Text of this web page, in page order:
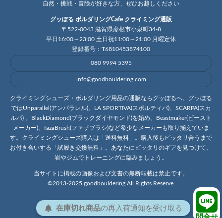
自然・挑戦・冒険が好きな方、ぜひお越しください
グッぼる ボルダリングCafe クライミング通販
〒522-0043 滋賀県彦根市小泉町34-8
平日16:00～23:00 土日祝11:00～21:00 月曜定休
登録番号：T6810453874100
080 9994 5395
info@goodbouldering.com
クライミングシューズ・ボルダリング用品の通販ならグッぼるへ。グッぼる
ではUnparallel(アンパラレル)、LA SPORTIVA(スポルティバ)、SCARPA(スカ
ルパ) 、BlackDiamond(ブラックダイヤモンド)を始め、Beastmaker(ビースト
メーカー)、fazaBrush(ファザブラシ)など希少なメーカーも取り揃えていま
す。クライミングシューズ購入は「送料無料」。購入後もピッタリ合うまで
お付き合いする「試履き交換無料」。あなたにピッタリのギアを見つけて、
岩やジムでトレーニングに臨みましょう。
当サイトに掲載の画像および文書の無断転載は禁止です。
©2013-2025 goodbouldering All Rights Reserve.
在庫切れ商品の再入荷通知を受け取る